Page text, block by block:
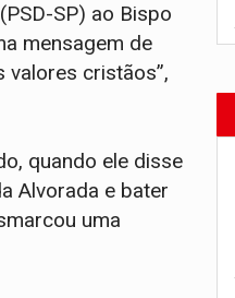
SP) ao Bispo
mensagem de
cristãos”,
quando ele disse
Alvorada e bater
uma